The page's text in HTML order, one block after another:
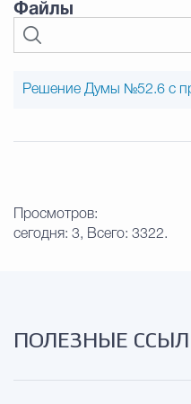
Файлы
Решение Думы №52.6 с
Просмотров:
сегодня: 3, Всего: 3322.
ПОЛЕЗНЫЕ